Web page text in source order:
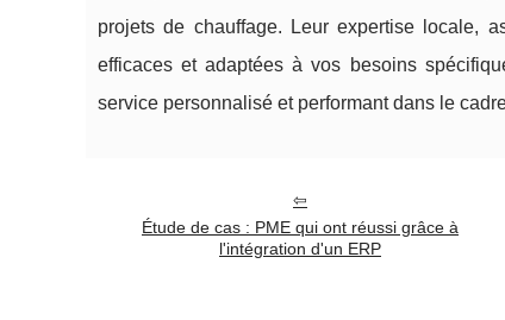
projets de chauffage. Leur expertise locale,
efficaces et adaptées à vos besoins
service personnalisé et performant dans le
Étude de cas : PME qui ont réussi grâce à
l'intégration d'un ERP